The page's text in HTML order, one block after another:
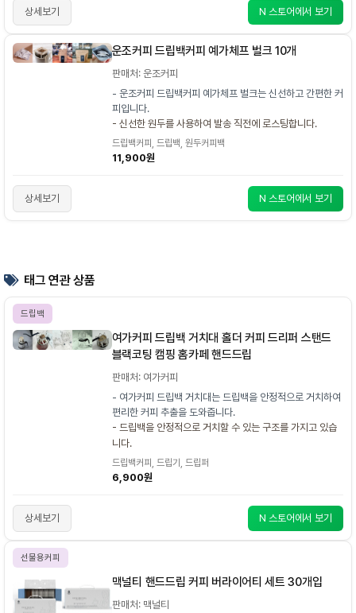
상세보기 N 스토어에서 보기
운조커피 드립백커피 예가체프 벌크 10개
판매처: 운조커피
- 운조커피 드립백커피 예가체프 벌크는 신선하고 간편한 커
피입니다.
- 신선한 원두를 사용하여 발송 직전에 로스팅합니다.
드립백커피, 드립백, 원두커피백
11,900원
상세보기 N 스토어에서 보기
태그 연관 상품
드립백
여가커피 드립백 거치대 홀더 커피 드리퍼 스탠드
블랙코팅 캠핑 홈카페 핸드드립
판매처: 여가커피
- 여가커피 드립백 거치대는 드립백을 안정적으로 거치하여
편리한 커피 추출을 도와줍니다.
- 드립백을 안정적으로 거치할 수 있는 구조를 가지고 있습
니다.
드립백커피, 드립기, 드립퍼
6,900원
상세보기 N 스토어에서 보기
선물용커피
맥널티 핸드드립 커피 버라이어티 세트 30개입
판매처: 맥널티